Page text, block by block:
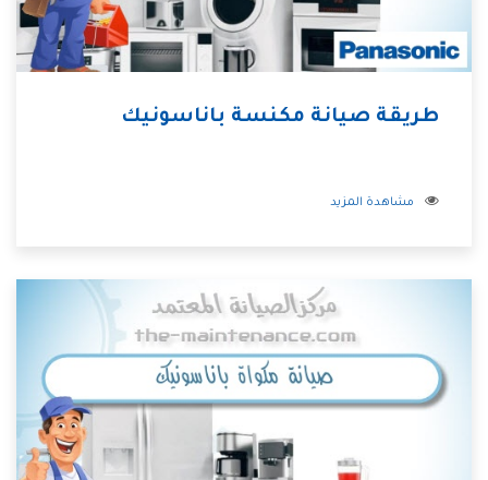
طريقة صيانة مكنسة باناسونيك
مشاهدة المزيد